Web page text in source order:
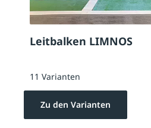
Leitbalken LIMNOS
11 Varianten
Zu den Varianten